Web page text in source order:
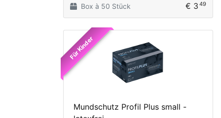
Box à 50 Stück € 3 49
Für Kinder
Mundschutz Profil Plus small -